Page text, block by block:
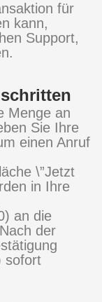
für
kann,
Support,
Menge an
Sie Ihre
einen Anruf
\”Jetzt
in Ihre
an die
der
sofort